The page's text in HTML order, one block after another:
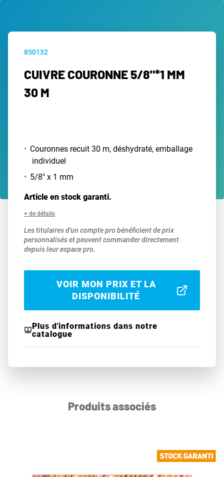
850132
CUIVRE COURONNE 5/8"*1 MM
30 M
Couronnes recuit 30 m, déshydraté, emballage
individuel
5/8" x 1 mm
Article en stock garanti.
+ de détails
Les titulaires d'un compte pro bénéficient de prix
personnalisés et peuvent commander directement
depuis leur espace pro.
VOIR MON PRIX ET LA
DISPONIBILITÉ
Plus d'informations dans notre
catalogue
Produits associés